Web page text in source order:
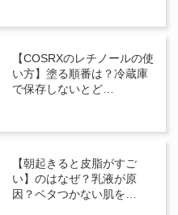
【COSRXのレチノールの使
い方】塗る順番は？冷蔵庫
で保存しないとど…
【朝起きると皮脂がすご
い】のはなぜ？乳液が原
因？ベタつかない肌を…